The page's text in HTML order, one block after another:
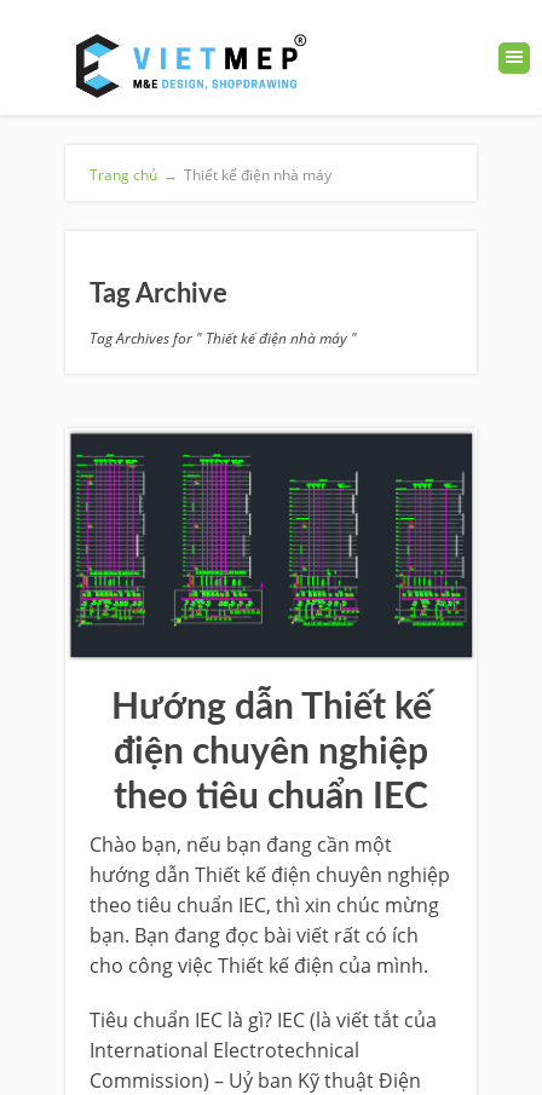
Trang chủ → Thiết kế điện nhà máy
Tag Archive
Tag Archives for " Thiết kế điện nhà máy "
Hướng dẫn Thiết kế
điện chuyên nghiệp
theo tiêu chuẩn IEC
Chào bạn, nếu bạn đang cần một
hướng dẫn Thiết kế điện chuyên nghiệp
theo tiêu chuẩn IEC, thì xin chúc mừng
bạn. Bạn đang đọc bài viết rất có ích
cho công việc Thiết kế điện của mình.
Tiêu chuẩn IEC là gì? IEC (là viết tắt của
International Electrotechnical
Commission) – Uỷ ban Kỹ thuật Điện